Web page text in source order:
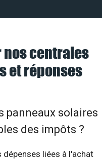
nos centrales
et réponses
panneaux solaires
des impôts ?
dépenses liées à l'achat